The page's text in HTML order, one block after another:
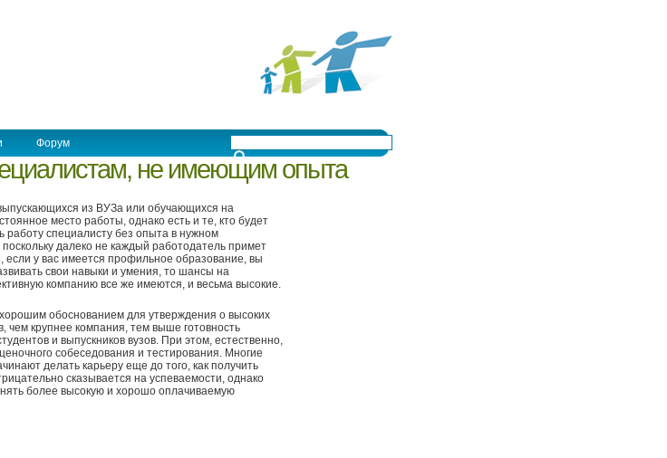
Форум
не имеющим опыта
из ВУЗа или обучающихся на
место работы, однако есть и те, кто будет
работу специалисту без опыта в нужном
далеко не каждый работодатель примет
если у вас имеется профильное образование, вы
свои навыки и умения, то шансы на
компанию все же имеются, и весьма высокие.
обоснованием для утверждения о высоких
чем крупнее компания, тем выше готовность
и выпускников вузов. При этом, естественно,
собеседования и тестирования. Многие
делать карьеру еще до того, как получить
сказывается на успеваемости, однако
более высокую и хорошо оплачиваемую